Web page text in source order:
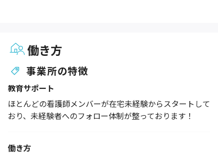
働き方
事業所の特徴
教育サポート
ほとんどの看護師メンバーが在宅未経験からスタートして
おり、未経験者へのフォロー体制が整っております！
働き方